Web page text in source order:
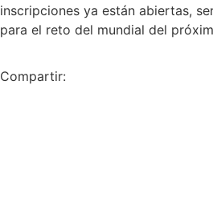
inscripciones ya están abiertas,
para el reto del mundial del
Compartir: